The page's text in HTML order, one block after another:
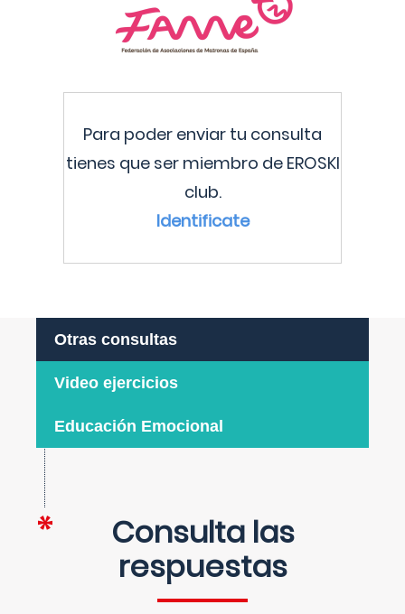
Para poder enviar tu consulta
tienes que ser miembro de EROSKI
club.
Identificate
Otras consultas
Video ejercicios
Educación Emocional
Consulta las
respuestas